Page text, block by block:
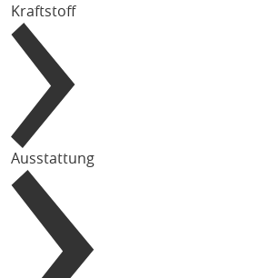
Kraftstoff
Ausstattung